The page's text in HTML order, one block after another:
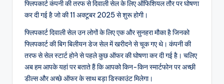
फ्लिपकार्ट कंपनी की तरफ से दिवाली सेल के लिए ऑफिशियल तौर पर घोषणा
कर दी गई है जो की 11 अक्टूबर 2025 से शुरू होगी।
फ्लिपकार्ट दिवाली सेल उन लोगों के लिए एक और सुनहरा मौका है जिनको
फ्लिपकार्ट की बिग बिलीयन डेज सेल में खरीदने से चूक गए थे। कंपनी की
तरफ से सेल स्टार्ट होने से पहले कुछ ऑफर की घोषणा कर दी गई है। चलिए
अब हम आपके यहां पर बताते हैं कि आपको किन-किन स्मार्टफोन पर अच्छी
डील्स और अच्छे ऑफर के साथ बड़ा डिस्काउंट मिलेगा।